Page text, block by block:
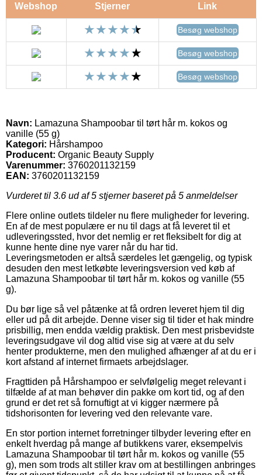
Webshop Stjerner Link
Besøg webshop
Besøg webshop
Besøg webshop
Navn: Lamazuna Shampoobar til tørt hår m. kokos og
vanille (55 g)
Kategori: Hårshampoo
Producent: Organic Beauty Supply
Varenummer: 3760201132159
EAN: 3760201132159
Vurderet til 3.6 ud af 5 stjerner baseret på 5 anmeldelser
Flere online outlets tildeler nu flere muligheder for levering.
En af de mest populære er nu til dags at få leveret til et
udleveringssted, hvor det nemlig er ret fleksibelt for dig at
kunne hente dine nye varer når du har tid.
Leveringsmetoden er altså særdeles let gængelig, og typisk
desuden den mest letkøbte leveringsversion ved køb af
Lamazuna Shampoobar til tørt hår m. kokos og vanille (55
g).
Du bør lige så vel påtænke at få ordren leveret hjem til dig
eller ud på dit arbejde. Denne viser sig til tider et hak mindre
prisbillig, men endda vældig praktisk. Den mest prisbevidste
leveringsudgave vil dog altid vise sig at være at du selv
henter produkterne, men den mulighed afhænger af at du er i
kort afstand af internet firmaets arbejdslager.
Fragttiden på Hårshampoo er selvfølgelig meget relevant i
tilfælde af at man behøver din pakke om kort tid, og af den
grund er det ret så fornuftigt at vi kigger nærmere på
tidshorisonten for levering ved den relevante vare.
En stor portion internet forretninger tilbyder levering efter en
enkelt hverdag på mange af butikkens varer, eksempelvis
Lamazuna Shampoobar til tørt hår m. kokos og vanille (55
g), men som trods alt stiller krav om at bestillingen anbringes